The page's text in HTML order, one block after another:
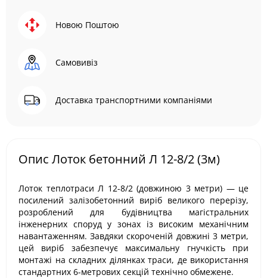
Новою Поштою
Самовивіз
Доставка транспортними компаніями
Опис Лоток бетонний Л 12-8/2 (3м)
Лоток теплотраси Л 12-8/2 (довжиною 3 метри) — це
посилений залізобетонний виріб великого перерізу,
розроблений для будівництва магістральних
інженерних споруд у зонах із високим механічним
навантаженням. Завдяки скороченій довжині 3 метри,
цей виріб забезпечує максимальну гнучкість при
монтажі на складних ділянках траси, де використання
стандартних 6-метрових секцій технічно обмежене.